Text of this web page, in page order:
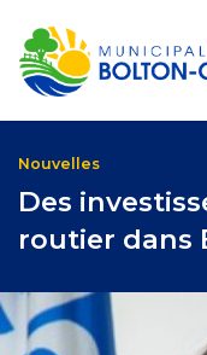
(Services )
Nouvelles
Des
routier dans